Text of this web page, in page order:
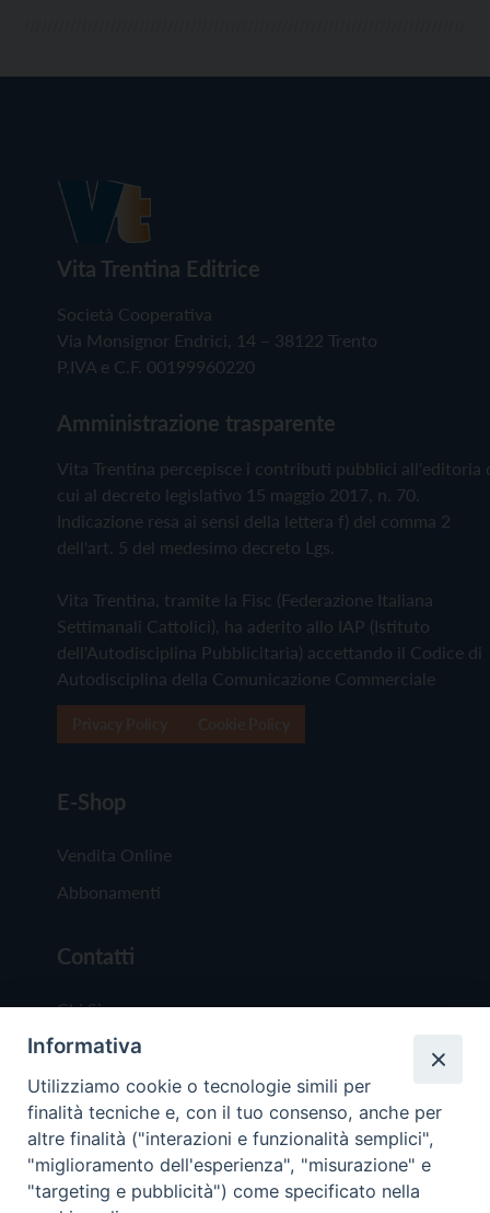
Vita Trentina Editrice
Società Cooperativa
Via Monsignor Endrici, 14 – 38122 Trento
P.IVA e C.F. 00199960220
Amministrazione trasparente
Vita Trentina percepisce i contributi pubblici all'editoria
cui al decreto legislativo 15 maggio 2017, n. 70.
Indicazione resa ai sensi della lettera f) del comma 2
dell'art. 5 del medesimo decreto Lgs.
Vita Trentina, tramite la Fisc (Federazione Italiana
Settimanali Cattolici), ha aderito allo IAP (Istituto
dell'Autodisciplina Pubblicitaria) accettando il Codice di
Autodisciplina della Comunicazione Commerciale
E-Shop
Vendita Online
Abbonamenti
Contatti
Chi Siamo
Redazione
Scrivici
Informativa
Utilizziamo cookie o tecnologie simili per
finalità tecniche e, con il tuo consenso, anche per
altre finalità ("interazioni e funzionalità semplici",
"miglioramento dell'esperienza", "misurazione" e
"targeting e pubblicità") come specificato nella